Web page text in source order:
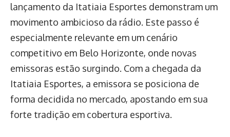
lançamento da Itatiaia Esportes demonstram um
movimento ambicioso da rádio. Este passo é
especialmente relevante em um cenário
competitivo em Belo Horizonte, onde novas
emissoras estão surgindo. Com a chegada da
Itatiaia Esportes, a emissora se posiciona de
forma decidida no mercado, apostando em sua
forte tradição em cobertura esportiva.